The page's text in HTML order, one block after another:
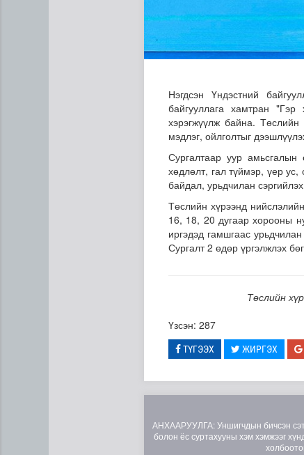
Сумдын халаалтын
Нэгдсэн Үндэстний
байгууллага хамтран "Гэр
хэрэгжүүлж байна.
мэдлэг, ойлголтыг
Сургалтаар уур амьсгалын
хөдлөлт, гал түймэр, үер
байдал, урьдчилан
Төслийн хүрээнд
16, 18, 20 дугаар хорооны
иргэдэд гамшгаас
Сургалт 2 өдөр үргэлжлэх
Төслийн
Үзсэн: 287
ТҮГЭЭХ ЖИРГЭХ
АНХААРУУЛГА: Уншигчдын бичсэн
болон ёс суртахууны хэм хэмжээг